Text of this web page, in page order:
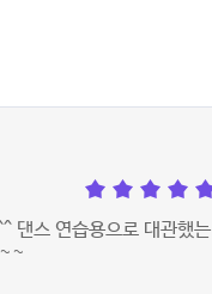
댄스 연습용으로 대관했는